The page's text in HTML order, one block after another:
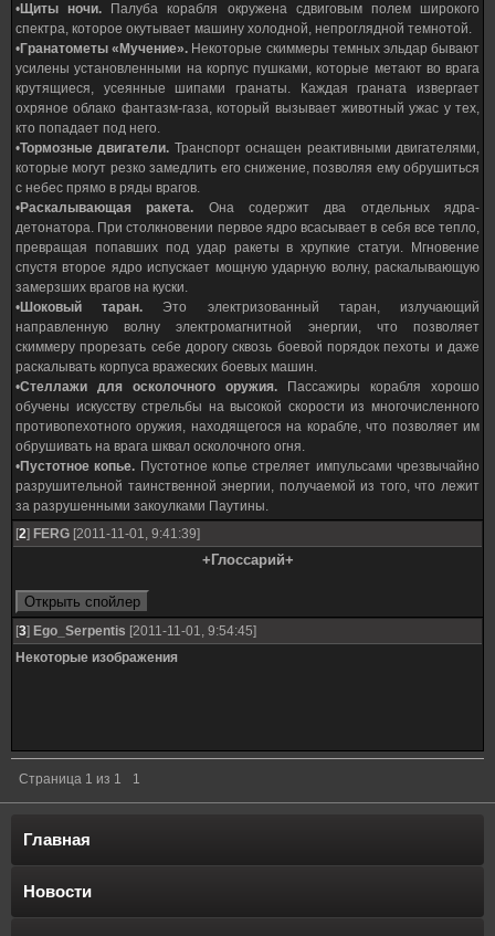
•Щиты ночи. Палуба корабля окружена сдвиговым полем широкого
спектра, которое окутывает машину холодной, непроглядной темнотой.
•Гранатометы «Мучение». Некоторые скиммеры темных эльдар бывают
усилены установленными на корпус пушками, которые метают во врага
крутящиеся, усеянные шипами гранаты. Каждая граната извергает
охряное облако фантазм-газа, который вызывает животный ужас у тех,
кто попадает под него.
•Тормозные двигатели. Транспорт оснащен реактивными двигателями,
которые могут резко замедлить его снижение, позволяя ему обрушиться
с небес прямо в ряды врагов.
•Раскалывающая ракета. Она содержит два отдельных ядра-
детонатора. При столкновении первое ядро всасывает в себя все тепло,
превращая попавших под удар ракеты в хрупкие статуи. Мгновение
спустя второе ядро испускает мощную ударную волну, раскалывающую
замерзших врагов на куски.
•Шоковый таран. Это электризованный таран, излучающий
направленную волну электромагнитной энергии, что позволяет
скиммеру прорезать себе дорогу сквозь боевой порядок пехоты и даже
раскалывать корпуса вражеских боевых машин.
•Стеллажи для осколочного оружия. Пассажиры корабля хорошо
обучены искусству стрельбы на высокой скорости из многочисленного
противопехотного оружия, находящегося на корабле, что позволяет им
обрушивать на врага шквал осколочного огня.
•Пустотное копье. Пустотное копье стреляет импульсами чрезвычайно
разрушительной таинственной энергии, получаемой из того, что лежит
за разрушенными закоулками Паутины.
[2] FERG [2011-11-01, 9:41:39]
+Глоссарий+
[3] Ego_Serpentis [2011-11-01, 9:54:45]
Некоторые изображения
Страница 1 из 1 1
Главная
Новости